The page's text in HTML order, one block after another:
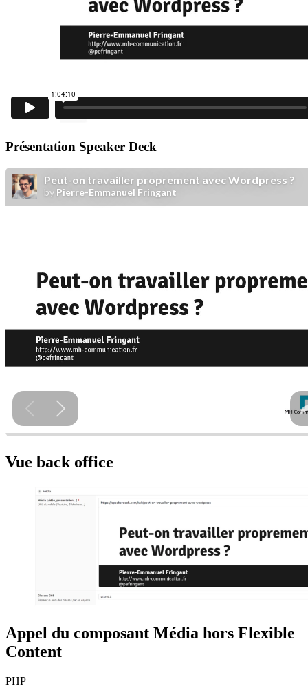
Présentation Speaker Deck
Vue back office
Appel du composant Média hors Flexible
Content
PHP